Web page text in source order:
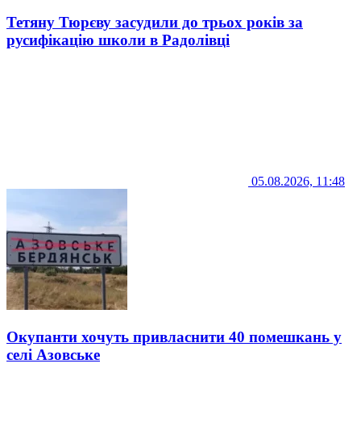
Тетяну Тюрєву засудили до трьох років за
русифікацію школи в Радолівці
05.08.2026, 11:48
Окупанти хочуть привласнити 40 помешкань у
селі Азовське